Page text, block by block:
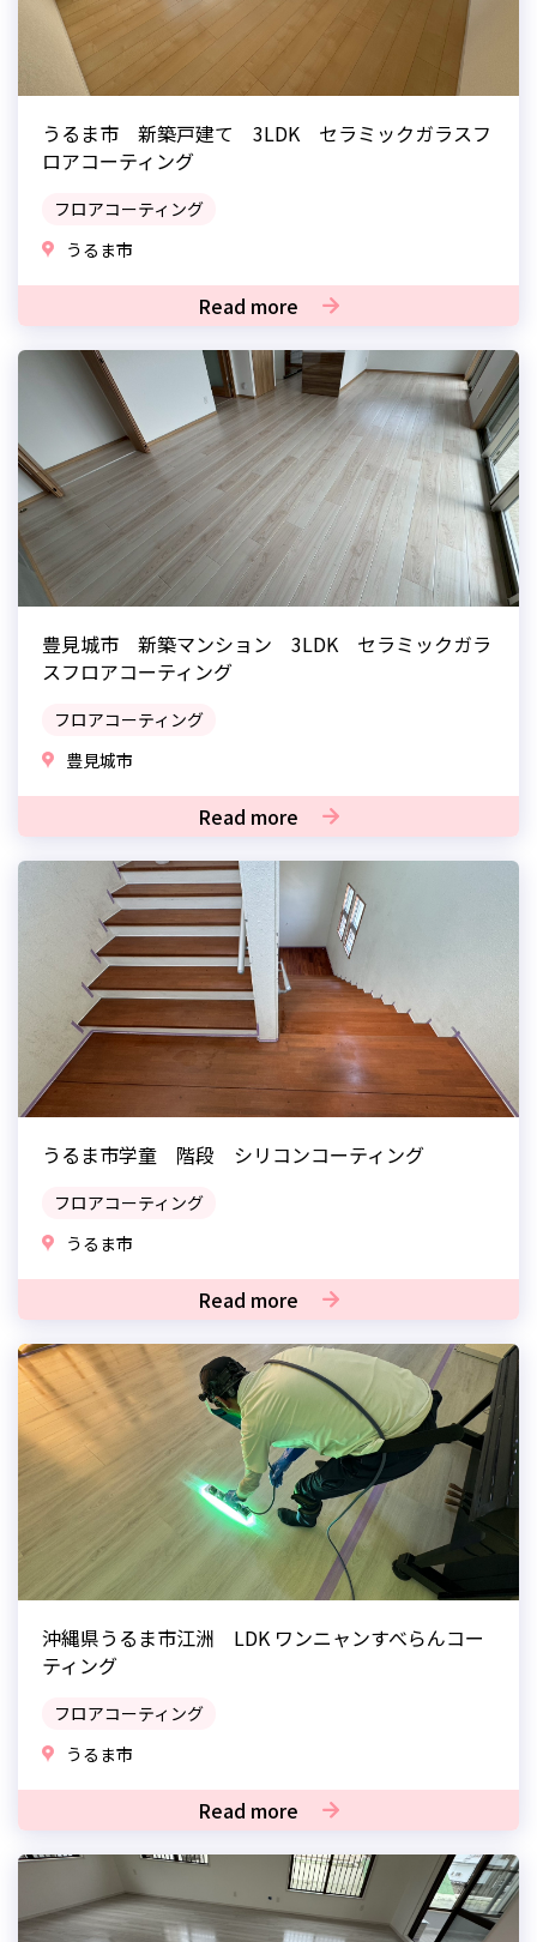
うるま市 新築戸建て 3LDK セラミックガラスフ
ロアコーティング
フロアコーティング
うるま市
Read more
豊見城市 新築マンション 3LDK セラミックガラ
スフロアコーティング
フロアコーティング
豊見城市
Read more
うるま市学童 階段 シリコンコーティング
フロアコーティング
うるま市
Read more
沖縄県うるま市江洲 LDK ワンニャンすべらんコー
ティング
フロアコーティング
うるま市
Read more